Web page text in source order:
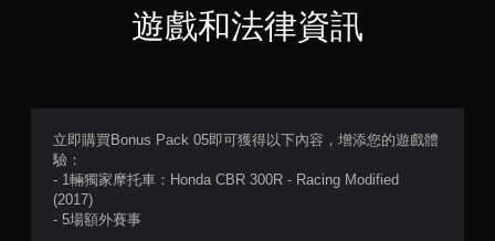
分
遊戲和法律資訊
立即購買Bonus Pack 05即可獲得以下內容，增添您的遊戲體
驗：
- 1輛獨家摩托車：Honda CBR 300R - Racing Modified
(2017)
- 5場額外賽事